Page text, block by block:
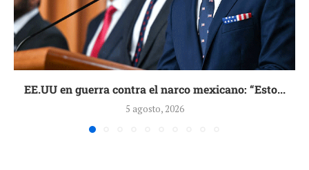
EE.UU en guerra contra el narco mexicano: “Esto...
5 agosto, 2026